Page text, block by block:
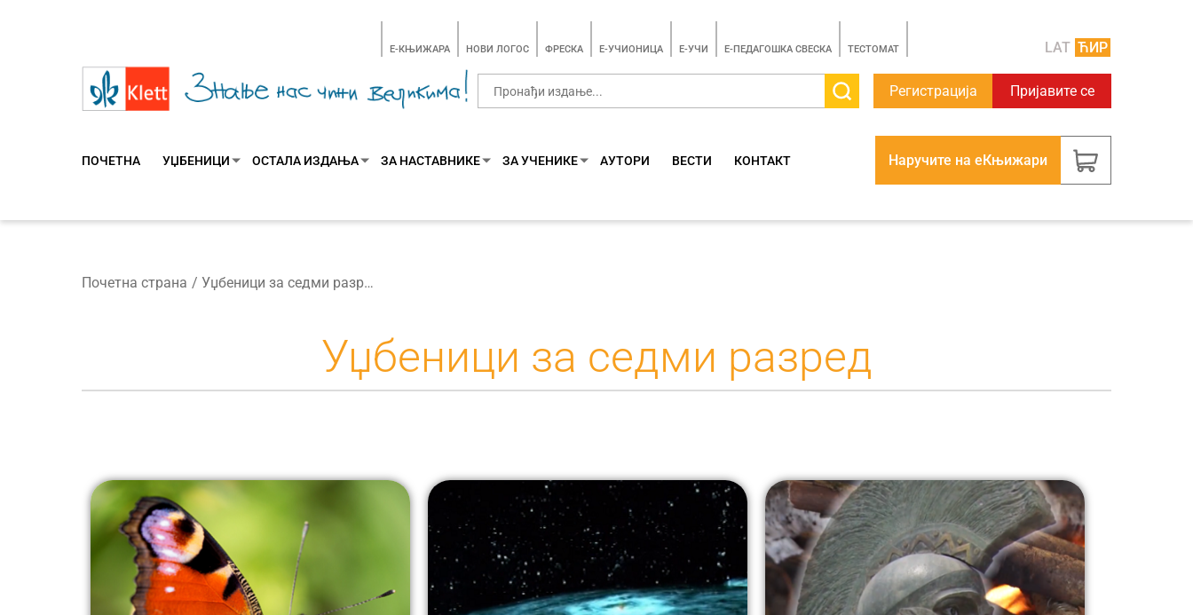
E-КЊИЖАРА НОВИ ЛОГОС ФРЕСКА E-УЧИОНИЦА E-УЧИ Е-ПЕДАГОШКА СВЕСКА TЕСТОМАТ LAT ЋИР
Регистрација Пријавите се
ПОЧЕТНА УЏБЕНИЦИ ОСТАЛА ИЗДАЊА ЗА НАСТАВНИКЕ ЗА УЧЕНИКЕ АУТОРИ ВЕСТИ КОНТАКТ Наручите на еКњижари
Почетна страна Уџбеници за седми разред
Уџбеници за седми разред